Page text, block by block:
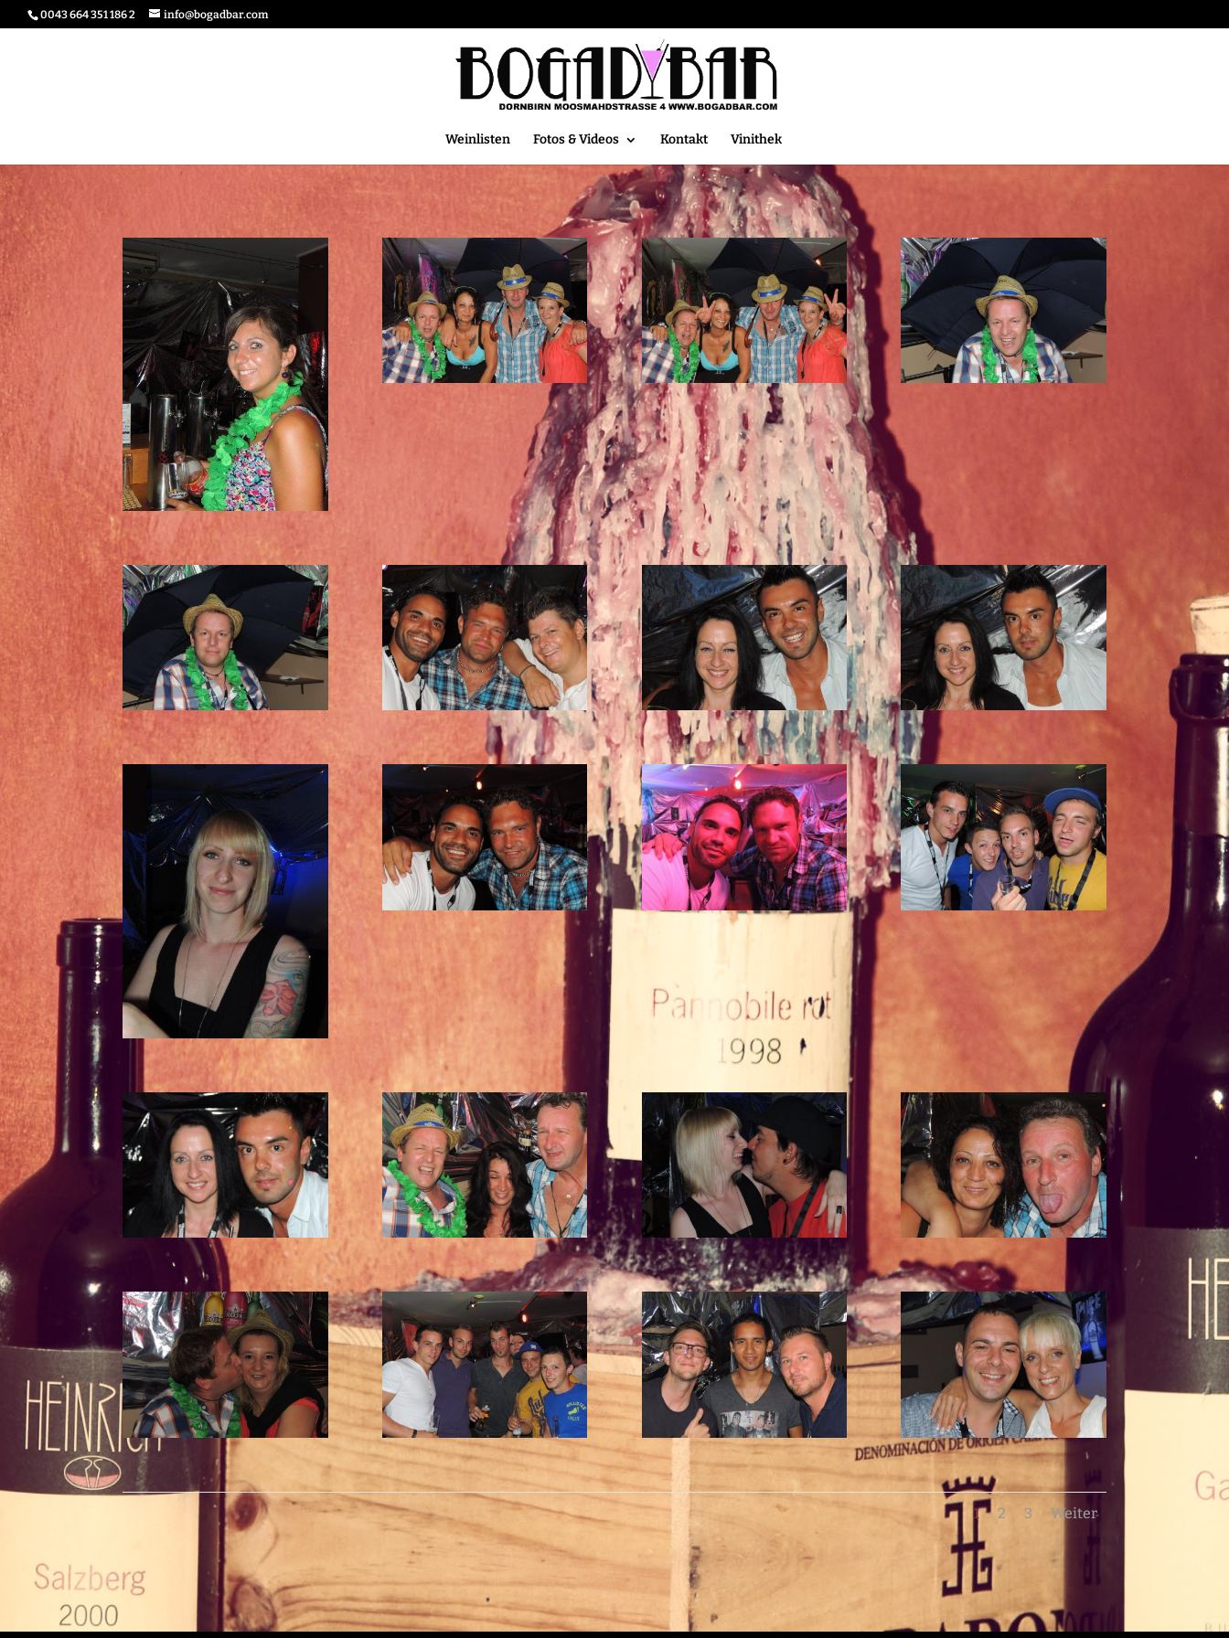
0043 664 351 186 2 info@bogadbar.com
Weinlisten Fotos & Videos Kontakt Vinithek
1 2 3 Weiter